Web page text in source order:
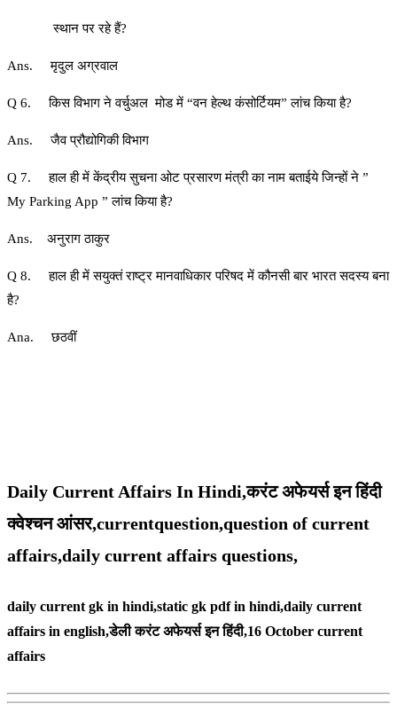
स्थान पर रहे हैं?
Ans. मृदुल अग्रवाल
Q 6. किस विभाग ने वर्चुअल मोड में “वन हेल्थ कंसोर्टियम” लांच किया है?
Ans. जैव प्रौद्योगिकी विभाग
Q 7. हाल ही में केंद्रीय सुचना ओट प्रसारण मंत्री का नाम बताईये जिन्हों ने ”
My Parking App ” लांच किया है?
Ans. अनुराग ठाकुर
Q 8. हाल ही में सयुक्तं राष्ट्र मानवाधिकार परिषद में कौनसी बार भारत सदस्य बना
है?
Ana. छठवीं
Daily Current Affairs In Hindi,करंट अफेयर्स इन हिंदी
क्वेश्चन आंसर,currentquestion,question of current
affairs,daily current affairs questions,
daily current gk in hindi,static gk pdf in hindi,daily current
affairs in english,डेली करंट अफेयर्स इन हिंदी,16 October current
affairs